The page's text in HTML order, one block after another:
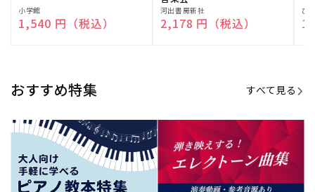
販
売
小学館
通常価格
1,540 円（税込）
販
売
河出書房新社
通常価格
2,178 円（税込）
販
売
ひ
おすすめ特集 すべて見る